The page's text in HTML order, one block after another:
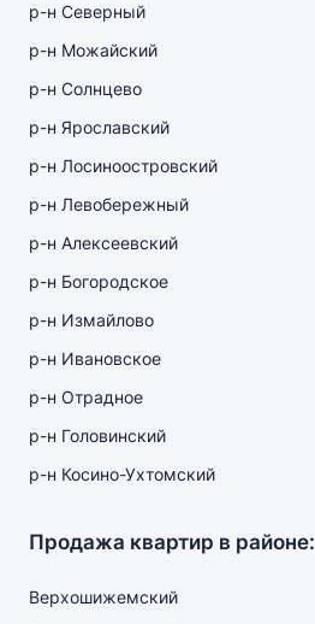
р-н Северный
р-н Можайский
р-н Солнцево
р-н Ярославский
р-н Лосиноостровский
р-н Левобережный
р-н Алексеевский
р-н Богородское
р-н Измайлово
р-н Ивановское
р-н Отрадное
р-н Головинский
р-н Косино-Ухтомский
Продажа квартир в районе:
Верхошижемский